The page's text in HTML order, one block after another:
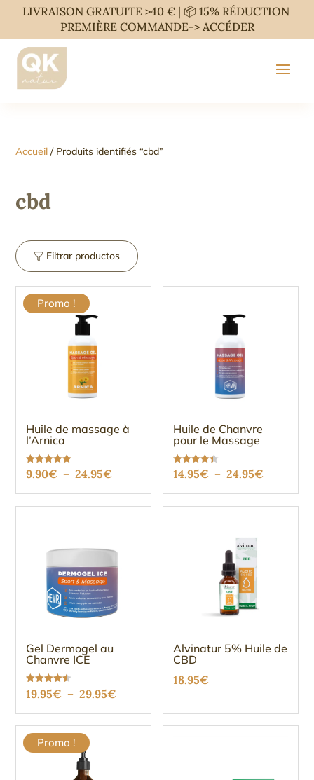
LIVRAISON GRATUITE >40 € | 📦 15% RÉDUCTION
PREMIÈRE COMMANDE-> ACCÉDER
Accueil / Produits identifiés “cbd”
cbd
Filtrar productos
Promo !
Huile de massage à
l’Arnica
Note
5.00
9.90€ – 24.95€
de
prix :
à
24.95€
Huile de Chanvre
pour le Massage
Note
4.36
14.95€ – 24.95€
de
prix :
Gel Dermogel au
Chanvre ICE
Note
4.51
19.95€ – 29.95€
de
prix :
Alvinatur 5% Huile de
CBD
18.95€
Promo !